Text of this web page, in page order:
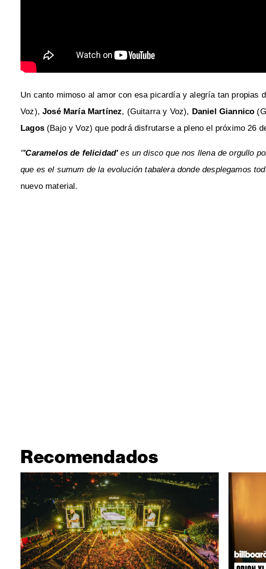
Un canto mimoso al amor con esa picardía y alegría tan propias
Voz),José María Martínez, (Guitarra y Voz), Daniel Giannico
Lagos(Bajo y Voz) que podrá disfrutarse a pleno el próximo 26
"'Caramelos de felicidad'es un disco que nos llena de orgullo
que es el sumum de la evolución tabalera donde desplegamos
nuevo material.
Recomendados